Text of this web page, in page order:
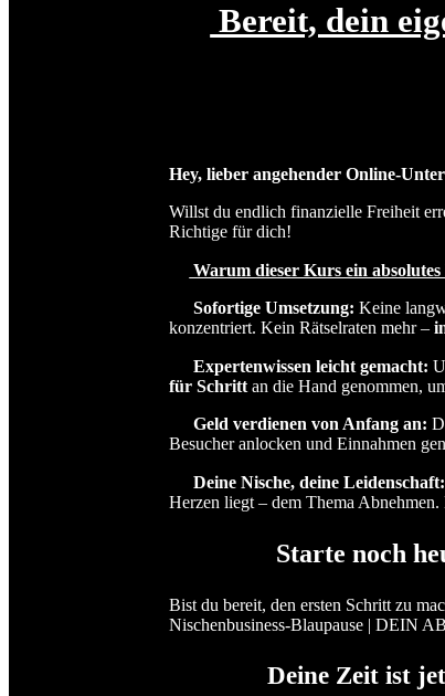
Bereit, dein
Hey, lieber angehender Online-
Willst du endlich finanzielle Freiheit
Richtige für dich!
Warum dieser Kurs ein
Sofortige Umsetzung: Keine
konzentriert. Kein Rätselraten mehr –
Expertenwissen leicht gemacht:
für Schritt an die Hand genommen,
Geld verdienen von Anfang an:
Besucher anlocken und Einnahmen
Deine Nische, deine Leidenschaft:
Herzen liegt – dem Thema
Starte noch
Bist du bereit, den ersten Schritt zu
Nischenbusiness-Blaupause | DEIN
Deine Zeit ist